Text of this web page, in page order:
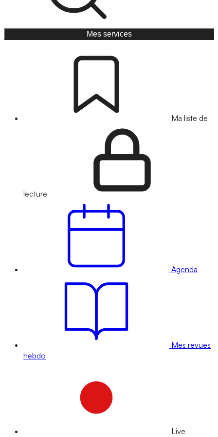
Mes services
Ma liste de
lecture
Agenda
Mes revues
hebdo
Live